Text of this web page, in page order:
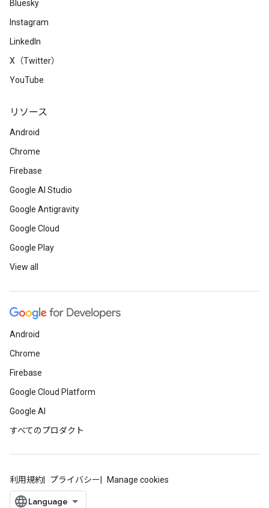
Bluesky
Instagram
LinkedIn
X（Twitter）
YouTube
リソース
Android
Chrome
Firebase
Google AI Studio
Google Antigravity
Google Cloud
Google Play
View all
Android
Chrome
Firebase
Google Cloud Platform
Google AI
すべてのプロダクト
利用規約 プライバシー Manage cookies